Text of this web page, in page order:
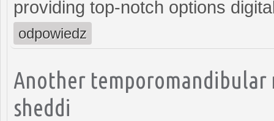
providing top-notch options
odpowiedz
Another temporomandibular
sheddi